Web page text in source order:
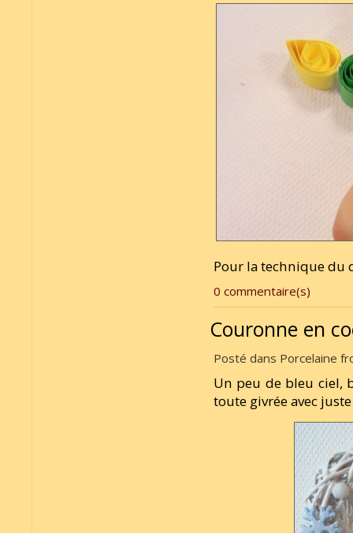
Pour la technique
0 commentaire(s)
Couronne en
Posté dans Porcelaine
Un peu de bleu ciel,
toute givrée avec